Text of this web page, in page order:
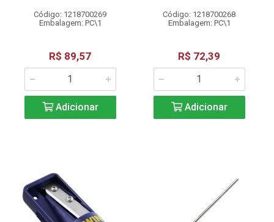
Código: 1218700269
Embalagem: PC\1
R$ 89,57
Adicionar
Código: 1218700268
Embalagem: PC\1
R$ 72,39
Adicionar